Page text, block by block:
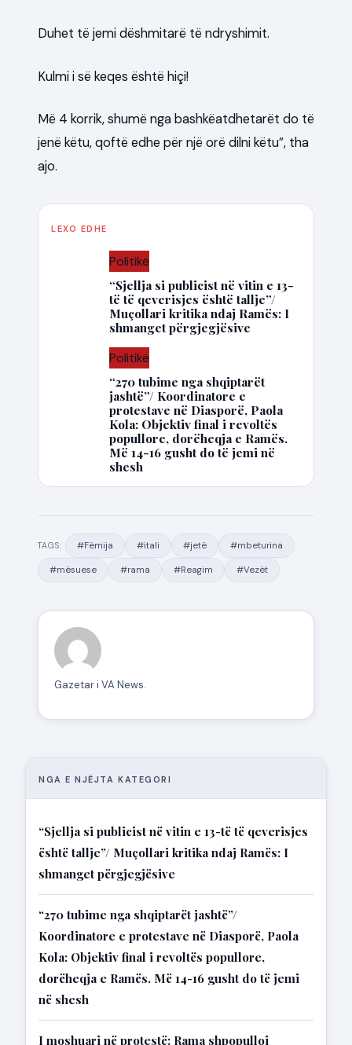
Duhet të jemi dëshmitarë të ndryshimit.
Kulmi i së keqes është hiçi!
Më 4 korrik, shumë nga bashkëatdhetarët do të
jenë këtu, qoftë edhe për një orë dilni këtu”, tha
ajo.
LEXO EDHE
Politikë
“Sjellja si publicist në vitin e 13-
të të qeverisjes është tallje”/
Muçollari kritika ndaj Ramës: I
shmanget përgjegjësive
Politikë
“270 tubime nga shqiptarët
jashtë”/ Koordinatore e
protestave në Diasporë, Paola
Kola: Objektiv final i revoltës
popullore, dorëheqja e Ramës.
Më 14-16 gusht do të jemi në
shesh
TAGS: #Fëmija #itali #jetë #mbeturina
#mësuese #rama #Reagim #Vezët
Gazetar i VA News.
NGA E NJËJTA KATEGORI
“Sjellja si publicist në vitin e 13-të të qeverisjes
është tallje”/ Muçollari kritika ndaj Ramës: I
shmanget përgjegjësive
“270 tubime nga shqiptarët jashtë”/
Koordinatore e protestave në Diasporë, Paola
Kola: Objektiv final i revoltës popullore,
dorëheqja e Ramës. Më 14-16 gusht do të jemi
në shesh
I moshuari në protestë: Rama shpopulloi